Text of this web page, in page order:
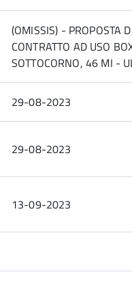
(OMISSIS) - PROPOSTA
CONTRATTO AD USO
SOTTOCORNO, 46 MI -
29-08-2023
29-08-2023
13-09-2023